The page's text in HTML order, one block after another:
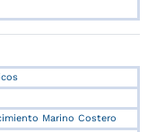
Marino Costero